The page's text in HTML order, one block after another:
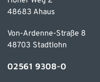
48683 Ahaus
Von-Ardenne-Straße 8
48703 Stadtlohn
02561 9308-0